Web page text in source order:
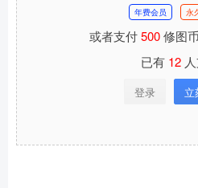
年费会员 永
或者支付500修图
已有 12人
登录 立